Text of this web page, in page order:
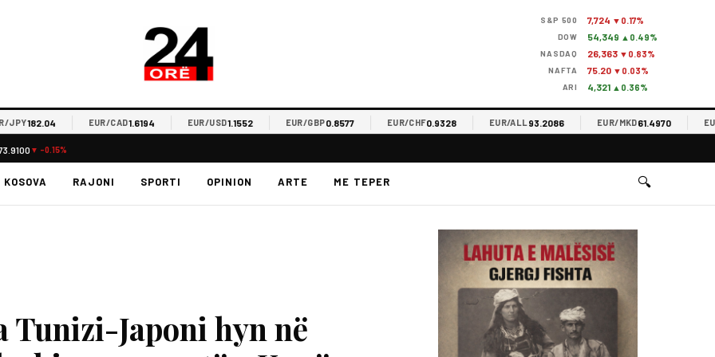
S&P 500 7,724 ▼0.17%
DOW 54,349 ▲0.49%
NASDAQ 26,363 ▼0.83%
NAFTA 75.20 ▼0.03%
ARI 4,321 ▲0.36%
182.04 EUR/CAD1.6194 EUR/USD1.1552 EUR/GBP0.8577 EUR/CHF0.9328 EUR/ALL93.2086 EUR/MKD61.4970 EUR/
▼ -0.15%
KOSOVA RAJONI SPORTI OPINION ARTE ME TEPER 🔍
Japoni hyn në